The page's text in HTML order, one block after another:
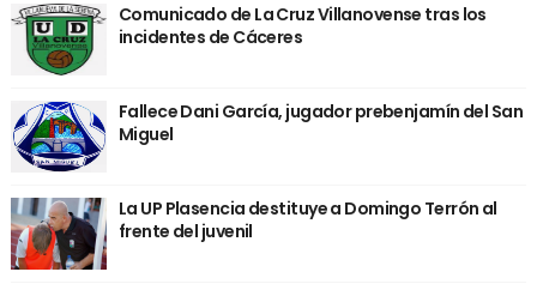
Comunicado de La Cruz Villanovense tras los
incidentes de Cáceres
Fallece Dani García, jugador prebenjamín del San
Miguel
La UP Plasencia destituye a Domingo Terrón al
frente del juvenil